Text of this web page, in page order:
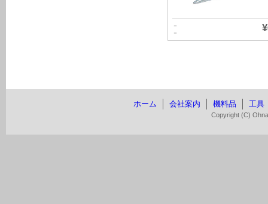
－
－
ホーム 会社案内 機料品 工具
Copyright (C)